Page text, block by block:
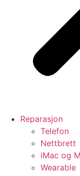
Reparasjon
Telefon
Nettbrett
iMac og
Wearable